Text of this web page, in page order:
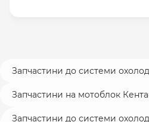
Запчастини до системи
Запчастини на мотоблок
Запчастини до системи